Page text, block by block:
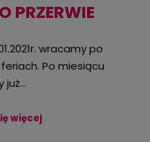
PRZERWIE
wracamy po
Po miesiącu
już…
więcej